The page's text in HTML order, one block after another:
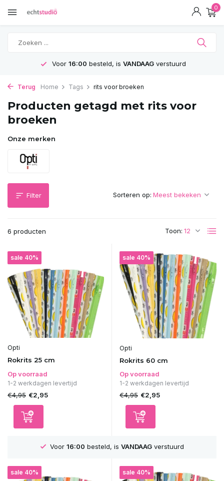
0
Voor 16:00 besteld, is VANDAAGverstuurd
Terug Home Tags rits voor broeken
Producten getagd met rits voor
broeken
Onze merken
Filter
6 producten Toon:
Sorteren op:
sale 40%
Opti
Rokrits 25 cm
Op voorraad
1-2 werkdagen levertijd
€4,95 €2,95
sale 40%
Opti
Rokrits 60 cm
Op voorraad
1-2 werkdagen levertijd
€4,95 €2,95
Voor 16:00 besteld, is VANDAAGverstuurd
sale 40% sale 40%